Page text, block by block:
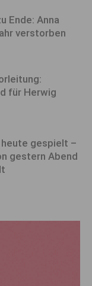
Ende: Anna
verstorben
für Herwig
heute gespielt –
gestern Abend